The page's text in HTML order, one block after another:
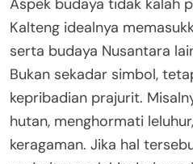
Kalteng idealnya
serta budaya Nusantara
Bukan sekadar simbol,
kepribadian prajurit.
hutan, menghormati
keragaman. Jika hal